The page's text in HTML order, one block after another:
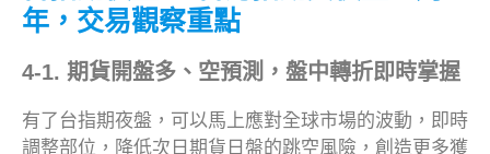
年，交易觀察重點
4-1. 期貨開盤多、空預測，盤中轉折即時掌握
有了台指期夜盤，可以馬上應對全球市場的波動，即時
調整部位，降低次日期貨日盤的跳空風險，創造更多獲